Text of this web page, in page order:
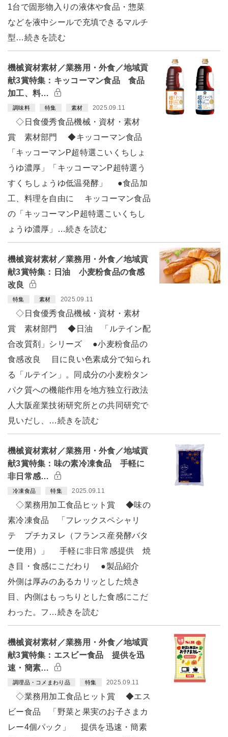
1台で固形物入りの液体や食品・惣菜
などを液中シールで充填できるマルチ
型…続きを読む
機械資材素材／業務用・外食／地域貢
献3賞特集：キッコーマン食品 食品
加工、料…
調味料 特集 素材 2025.09.11
◇日食優秀食品機械・資材・素材
賞 素材部門 ◆キッコーマン食品
「キッコーマンP超特選こいくちしょ
うゆ濃厚」「キッコーマンP超特選う
すくちしょうゆ低温発酵」 ●食品加
工、料理を自由に キッコーマン食品
の「キッコーマンP超特選こいくちし
ょうゆ濃厚」…続きを読む
機械資材素材／業務用・外食／地域貢
献3賞特集：日油 小麦粉食品の食感
改良
特集 素材 2025.09.11
◇日食優秀食品機械・資材・素材
賞 素材部門 ◆日油 「ルテイン配
合改質剤」シリーズ ●小麦粉食品の
食感改良 目に良い色素成分で知られ
る「ルテイン」。同成分の小麦粉タン
パク質への機能作用を地方独立行政法
人大阪産業技術研究所との共同研究で
見いだし、…続きを読む
機械資材素材／業務用・外食／地域貢
献3賞特集：味の素冷凍食品 手軽に
非日常感…
冷凍食品 特集 2025.09.11
◇業務用加工食品ヒット賞 ◆味の
素冷凍食品 「フレックスペシャリ
テ プチカヌレ（フランス産発酵バタ
ー使用）」 手軽に非日常感提供 焼
き目・食感にこだわり ●製品紹介
外側は厚みのあるカリッとした焼き
目、内側はもっちりとした食感にこだ
わった。フ…続きを読む
機械資材素材／業務用・外食／地域貢
献3賞特集：エスビー食品 提供を迅
速・簡素…
調理品・コメまわり品 特集 2025.09.11
◇業務用加工食品ヒット賞 ◆エス
ビー食品 「野菜と果実のお子さまカ
レー4個パック」 提供を迅速・簡素